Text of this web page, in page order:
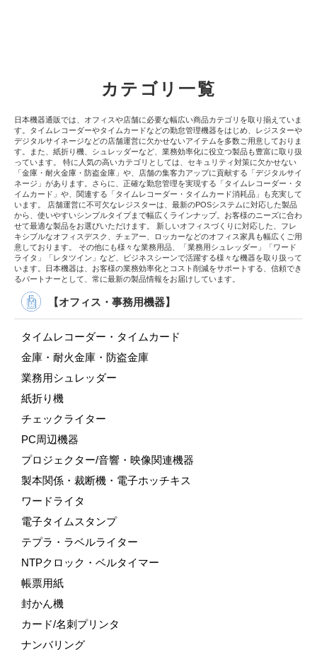
カテゴリ一覧
日本機器通販では、オフィスや店舗に必要な幅広い商品カテゴリを取り揃えていま
す。タイムレコーダーやタイムカードなどの勤怠管理機器をはじめ、レジスターや
デジタルサイネージなどの店舗運営に欠かせないアイテムを多数ご用意しておりま
す。また、紙折り機、シュレッダーなど、業務効率化に役立つ製品も豊富に取り扱
っています。 特に人気の高いカテゴリとしては、セキュリティ対策に欠かせない
「金庫・耐火金庫・防盗金庫」や、店舗の集客力アップに貢献する「デジタルサイ
ネージ」があります。さらに、正確な勤怠管理を実現する「タイムレコーダー・タ
イムカード」や、関連する「タイムレコーダー・タイムカード消耗品」も充実して
います。 店舗運営に不可欠なレジスターは、最新のPOSシステムに対応した製品
から、使いやすいシンプルタイプまで幅広くラインナップ。お客様のニーズに合わ
せて最適な製品をお選びいただけます。 新しいオフィスづくりに対応した、フレ
キシブルなオフィスデスク、チェアー、ロッカーなどのオフィス家具も幅広くご用
意しております。 その他にも様々な業務用品、「業務用シュレッダー」「ワード
ライタ」「レタツイン」など、ビジネスシーンで活躍する様々な機器を取り扱って
います。日本機器は、お客様の業務効率化とコスト削減をサポートする、信頼でき
るパートナーとして、常に最新の製品情報をお届けしています。
【オフィス・事務用機器】
タイムレコーダー・タイムカード
金庫・耐火金庫・防盗金庫
業務用シュレッダー
紙折り機
チェックライター
PC周辺機器
プロジェクター/音響・映像関連機器
製本関係・裁断機・電子ホッチキス
ワードライタ
電子タイムスタンプ
テプラ・ラベルライター
NTPクロック・ベルタイマー
帳票用紙
封かん機
カード/名刺プリンタ
ナンバリング